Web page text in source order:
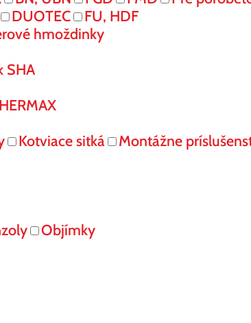
DUOTEC
FU, HDF
hmoždinky
SHA
Kotviace sitká
Montážne
Objímky